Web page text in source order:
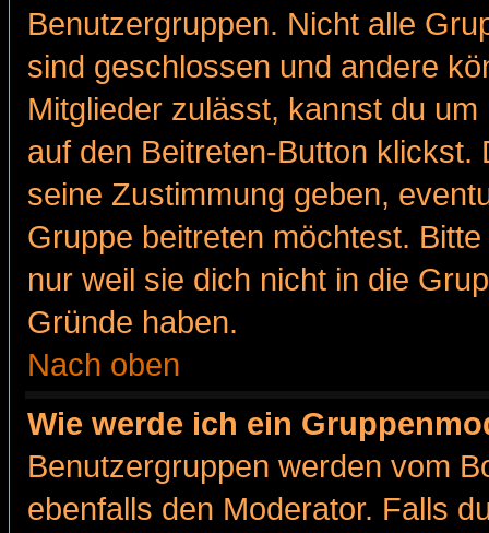
Benutzergruppen. Nicht alle
sind geschlossen und andere
Mitglieder zulässt, kannst du
auf den Beitreten-Button
seine Zustimmung geben,
Gruppe beitreten möchtest.
nur weil sie dich nicht in die
Gründe haben.
Nach oben
Wie werde ich ein
Benutzergruppen werden vom
ebenfalls den Moderator. Falls